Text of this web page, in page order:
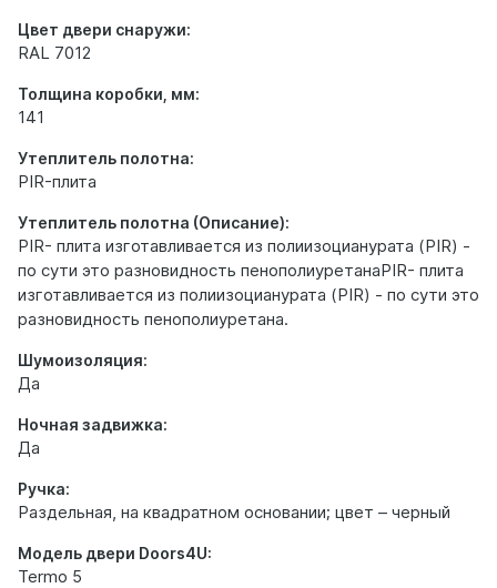
Цвет двери снаружи:
RAL 7012
Толщина коробки, мм:
141
Утеплитель полотна:
PIR-плита
Утеплитель полотна (Описание):
PIR- плита изготавливается из полиизоцианурата (PIR) -
по сути это разновидность пенополиуретанаPIR- плита
изготавливается из полиизоцианурата (PIR) - по сути это
разновидность пенополиуретана.
Шумоизоляция:
Да
Ночная задвижка:
Да
Ручка:
Раздельная, на квадратном основании; цвет – черный
Модель двери Doors4U:
Termo 5